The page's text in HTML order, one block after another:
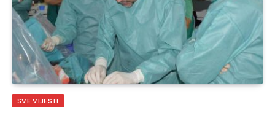
SVE VIJESTI